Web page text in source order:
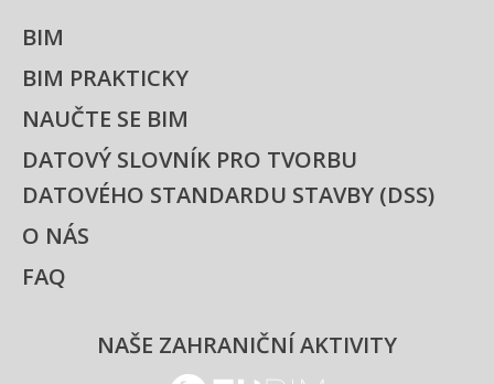
BIM
BIM PRAKTICKY
NAUČTE SE BIM
DATOVÝ SLOVNÍK PRO TVORBU
DATOVÉHO STANDARDU STAVBY (DSS)
O NÁS
FAQ
NAŠE ZAHRANIČNÍ AKTIVITY